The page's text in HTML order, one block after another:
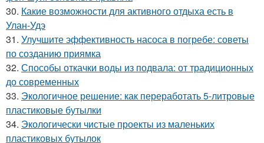
30. Какие возможности для активного отдыха есть в
Улан-Удэ
31. Улучшите эффективность насоса в погребе: советы
по созданию приямка
32. Способы откачки воды из подвала: от традиционных
до современных
33. Экологичное решение: как переработать 5-литровые
пластиковые бутылки
34. Экологически чистые проекты из маленьких
пластиковых бутылок